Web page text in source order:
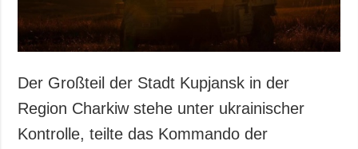
Der Großteil der Stadt Kupjansk in der
Region Charkiw stehe unter ukrainischer
Kontrolle, teilte das Kommando der